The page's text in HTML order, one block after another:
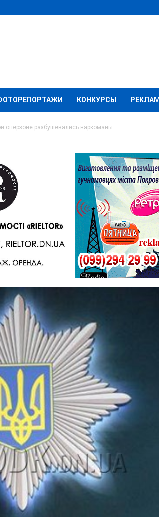
КОНКУРСЫ
оперзоне разбушевались наркоманы